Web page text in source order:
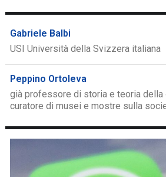
Gabriele Balbi
USI Università della Svizzera italiana
Peppino Ortoleva
già professore di storia e teoria della
curatore di musei e mostre sulla